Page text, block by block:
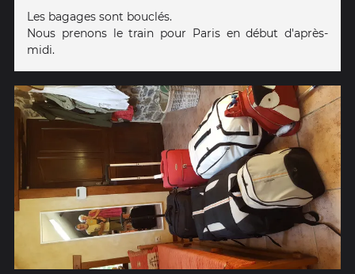
Les bagages sont bouclés.
Nous prenons le train pour Paris en début d'après-
midi.